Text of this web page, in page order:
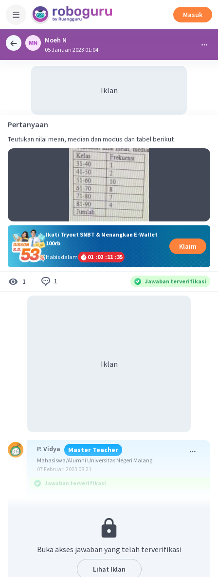
Masuk
Moeh N
05 Januari 2023 01:04
Iklan
Pertanyaan
Teutukan nilai mean, median dan modus dan tabel berikut
Ikuti Tryout SNBT & Menangkan E-Wallet
100rb
Habis dalam
01 :02 :11 :34
Klaim
1 1 Jawaban terverifikasi
Iklan
P. Vidya Master Teacher
Mahasiswa/Alumni Universitas Negeri Malang
07 Februari 2023 08:21
Jawaban terverifikasi
Modus = 58,5
Pembahasannya bisa kakak pelajari pada gambar
Buka akses jawaban yang telah terverifikasi
Lihat Iklan